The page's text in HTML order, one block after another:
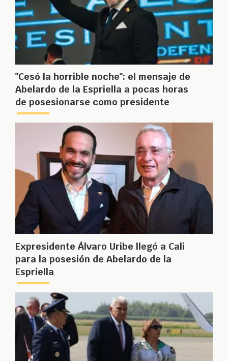
"Cesó la horrible noche": el mensaje de
Abelardo de la Espriella a pocas horas
de posesionarse como presidente
Expresidente Álvaro Uribe llegó a Cali
para la posesión de Abelardo de la
Espriella